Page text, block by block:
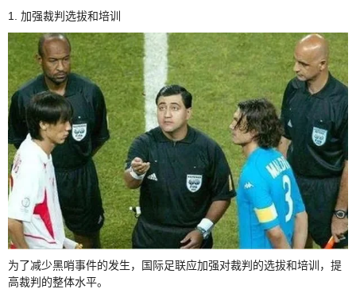
1. 加强裁判选拔和培训
为了减少黑哨事件的发生，国际足联应加强对裁判的选拔和培训，提
高裁判的整体水平。